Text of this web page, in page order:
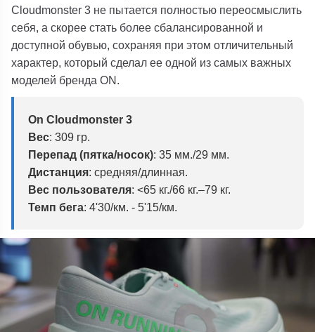
Cloudmonster 3 не пытается полностью переосмыслить
себя, а скорее стать более сбалансированной и
доступной обувью, сохраняя при этом отличительный
характер, который сделал ее одной из самых важных
моделей бренда ON.
On Cloudmonster 3
Вес: 309 гр.
Перепад (пятка/носок): 35 мм./29 мм.
Дистанция: средняя/длинная.
Вес пользователя: <65 кг./66 кг.–79 кг.
Темп бега: 4'30/км. - 5'15/км.